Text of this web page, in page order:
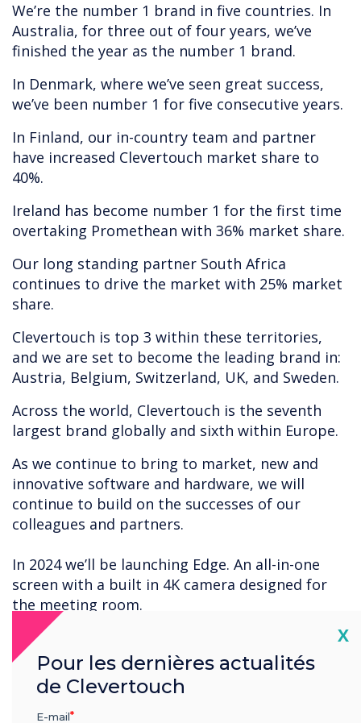
We’re the number 1 brand in five countries. In
Australia, for three out of four years, we’ve
finished the year as the number 1 brand.
In Denmark, where we’ve seen great success,
we’ve been number 1 for five consecutive years.
In Finland, our in-country team and partner
have increased Clevertouch market share to
40%.
Ireland has become number 1 for the first time
overtaking Promethean with 36% market share.
Our long standing partner South Africa
continues to drive the market with 25% market
share.
Clevertouch is top 3 within these territories,
and we are set to become the leading brand in:
Austria, Belgium, Switzerland, UK, and Sweden.
Across the world, Clevertouch is the seventh
largest brand globally and sixth within Europe.
As we continue to bring to market, new and
innovative software and hardware, we will
continue to build on the successes of our
colleagues and partners.
In 2024 we’ll be launching Edge. An all-in-one
screen with a built in 4K camera designed for
the meeting room.
Thank you to all our loyal partners, end users
customers and colleagues around the globe for
the continued successes of Clevertouch.
X
Pour les dernières actualités
de Clevertouch
E-mail